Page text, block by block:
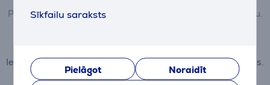
Sīkfailu saraksts
Pielāgot
Noraidīt
Preci var novērtēt tikai tie lietotāji, kuri ir veikuši pirkumu.
Iesniedzot atsauksmi, ievērojiet labās prakses noteikumus.
Vairāk par atsauksmēm lasiet šeit.